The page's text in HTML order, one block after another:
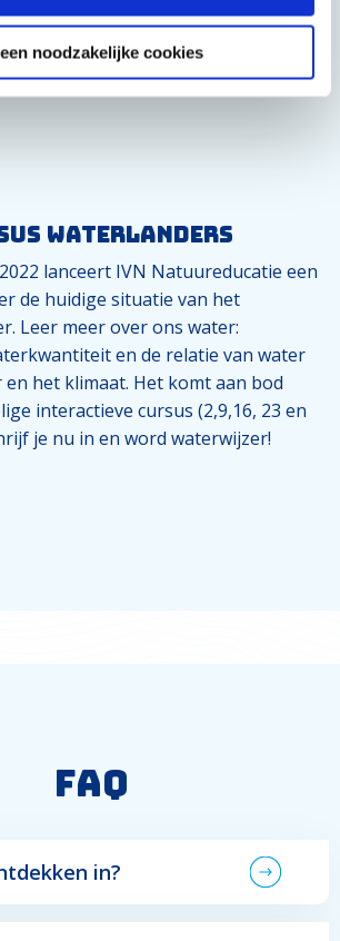
noodzakelijke cookies
Waterlanders
lanceert IVN Natuureducatie een
de huidige situatie van het
Leer meer over ons water:
en de relatie van water
het klimaat. Het komt aan bod
interactieve cursus (2,9,16, 23 en
je nu in en word waterwijzer!
FAQ
in?